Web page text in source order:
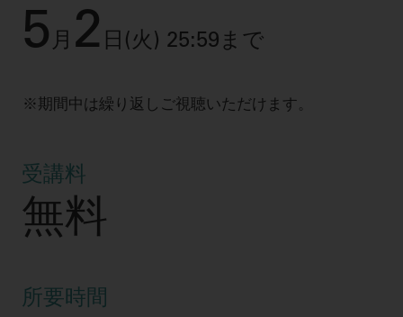
5 月 2 日(火) 25:59まで
期間中は繰り返しご視聴いただけます。
受講料
無料
所要時間